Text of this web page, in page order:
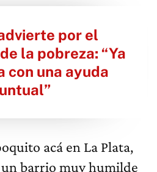
por el
la pobreza: “Ya
con una ayuda
acá en La Plata,
un barrio muy humilde